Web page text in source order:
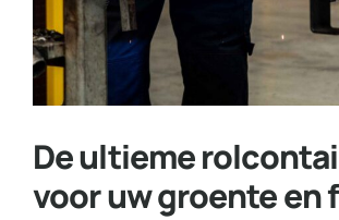
De ultieme
voor uw groente en